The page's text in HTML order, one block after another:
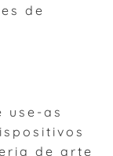
de
use-as
de arte